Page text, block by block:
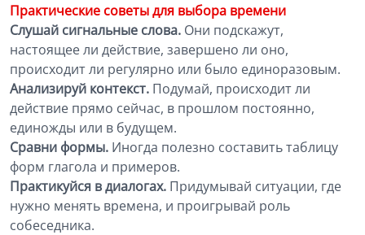
Практические советы для выбора времени
Слушай сигнальные слова. Они подскажут,
настоящее ли действие, завершено ли оно,
происходит ли регулярно или было единоразовым.
Анализируй контекст. Подумай, происходит ли
действие прямо сейчас, в прошлом постоянно,
единожды или в будущем.
Сравни формы. Иногда полезно составить таблицу
форм глагола и примеров.
Практикуйся в диалогах. Придумывай ситуации, где
нужно менять времена, и проигрывай роль
собеседника.